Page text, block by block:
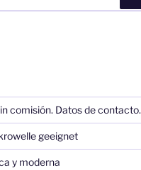
comisión. Datos de contacto.
geeignet
y moderna